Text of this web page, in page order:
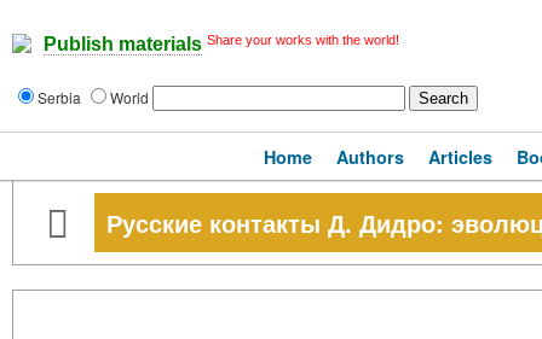
Publish materials Share your works with the world!
Serbia World
Home Authors Articles
Русские контакты Д. Дидро: